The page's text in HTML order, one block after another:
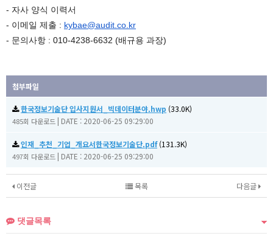
- 자사 양식 이력서
- 이메일 제출 : kybae@audit.co.kr
- 문의사항 : 010-4238-6632 (배규용 과장)
첨부파일
한국정보기술단 입사지원서_빅데이터분야.hwp (33.0K)
485회 다운로드 | DATE : 2020-06-25 09:29:00
인재_추천_기업_개요서한국정보기술단.pdf(131.3K)
497회 다운로드 | DATE : 2020-06-25 09:29:00
이전글 다음글
목록
댓글목록